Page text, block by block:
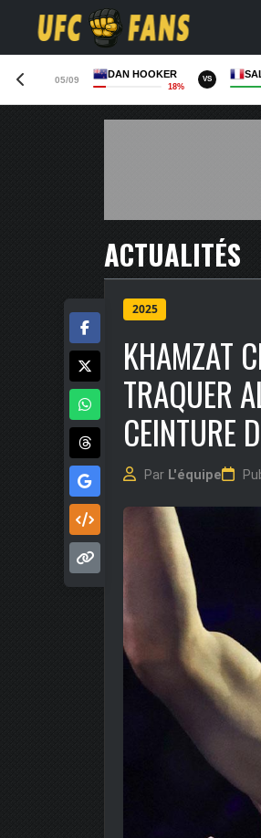
05/09
DAN HOOKER
18%
VS
ACTUALITÉS
2025
KHAMZAT
TRAQUER
CEINTURE
Par L'équipe